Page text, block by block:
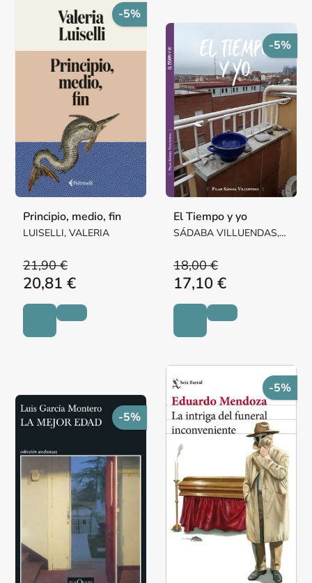
-5%
Principio, medio, fin
LUISELLI, VALERIA
21,90 €
20,81 €
-5%
El Tiempo y yo
SÁDABA VILLUENDAS,
18,00 €
17,10 €
-5%
-5%